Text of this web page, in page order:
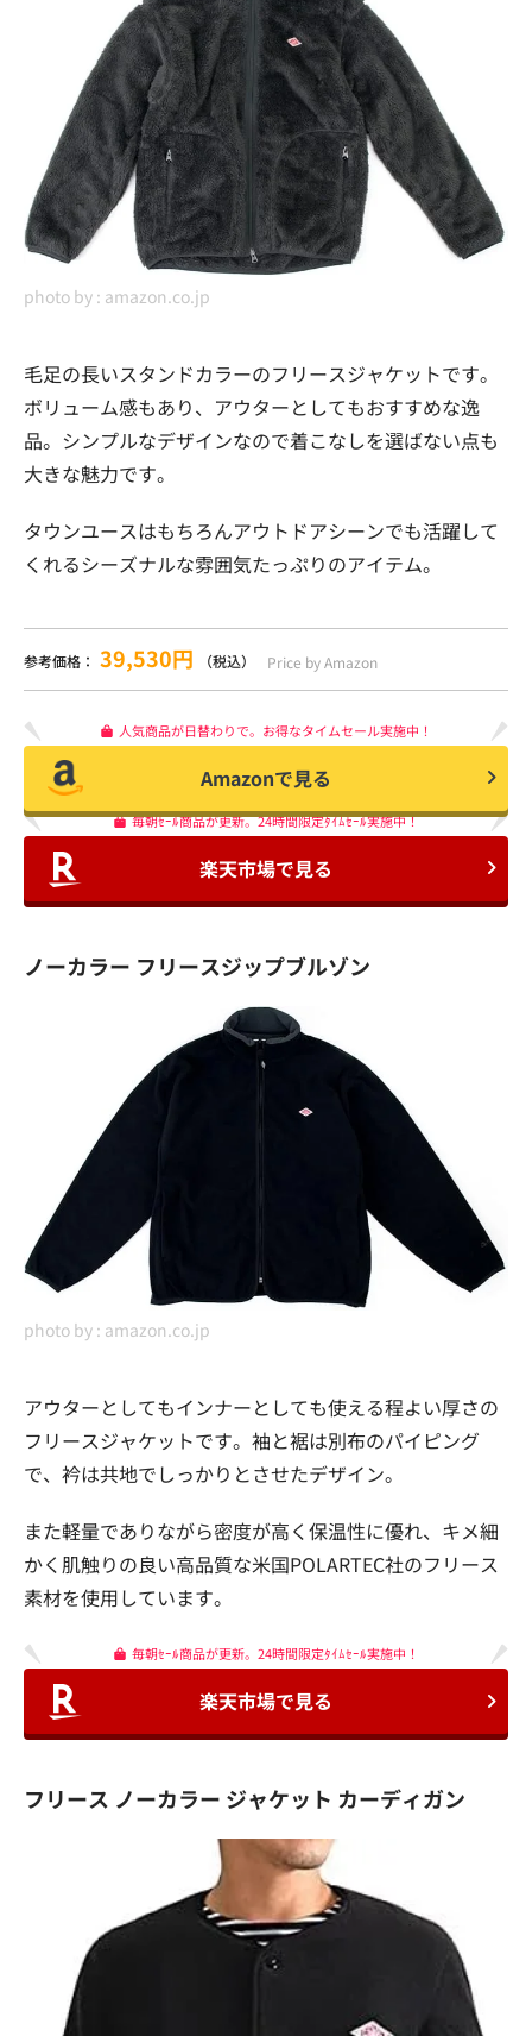
photo by : amazon.co.jp
毛足の長いスタンドカラーのフリースジャケットです。
ボリューム感もあり、アウターとしてもおすすめな逸
品。シンプルなデザインなので着こなしを選ばない点も
大きな魅力です。
タウンユースはもちろんアウトドアシーンでも活躍して
くれるシーズナルな雰囲気たっぷりのアイテム。
参考価格： 39,530円 （税込） Price by Amazon
人気商品が日替わりで。お得なタイムセール実施中！
Amazonで見る
毎朝ｾｰﾙ商品が更新。24時間限定ﾀｲﾑｾｰﾙ実施中！
楽天市場で見る
ノーカラー フリースジップブルゾン
photo by : amazon.co.jp
アウターとしてもインナーとしても使える程よい厚さの
フリースジャケットです。袖と裾は別布のパイピング
で、衿は共地でしっかりとさせたデザイン。
また軽量でありながら密度が高く保温性に優れ、キメ細
かく肌触りの良い高品質な米国POLARTEC社のフリース
素材を使用しています。
毎朝ｾｰﾙ商品が更新。24時間限定ﾀｲﾑｾｰﾙ実施中！
楽天市場で見る
フリース ノーカラー ジャケット カーディガン